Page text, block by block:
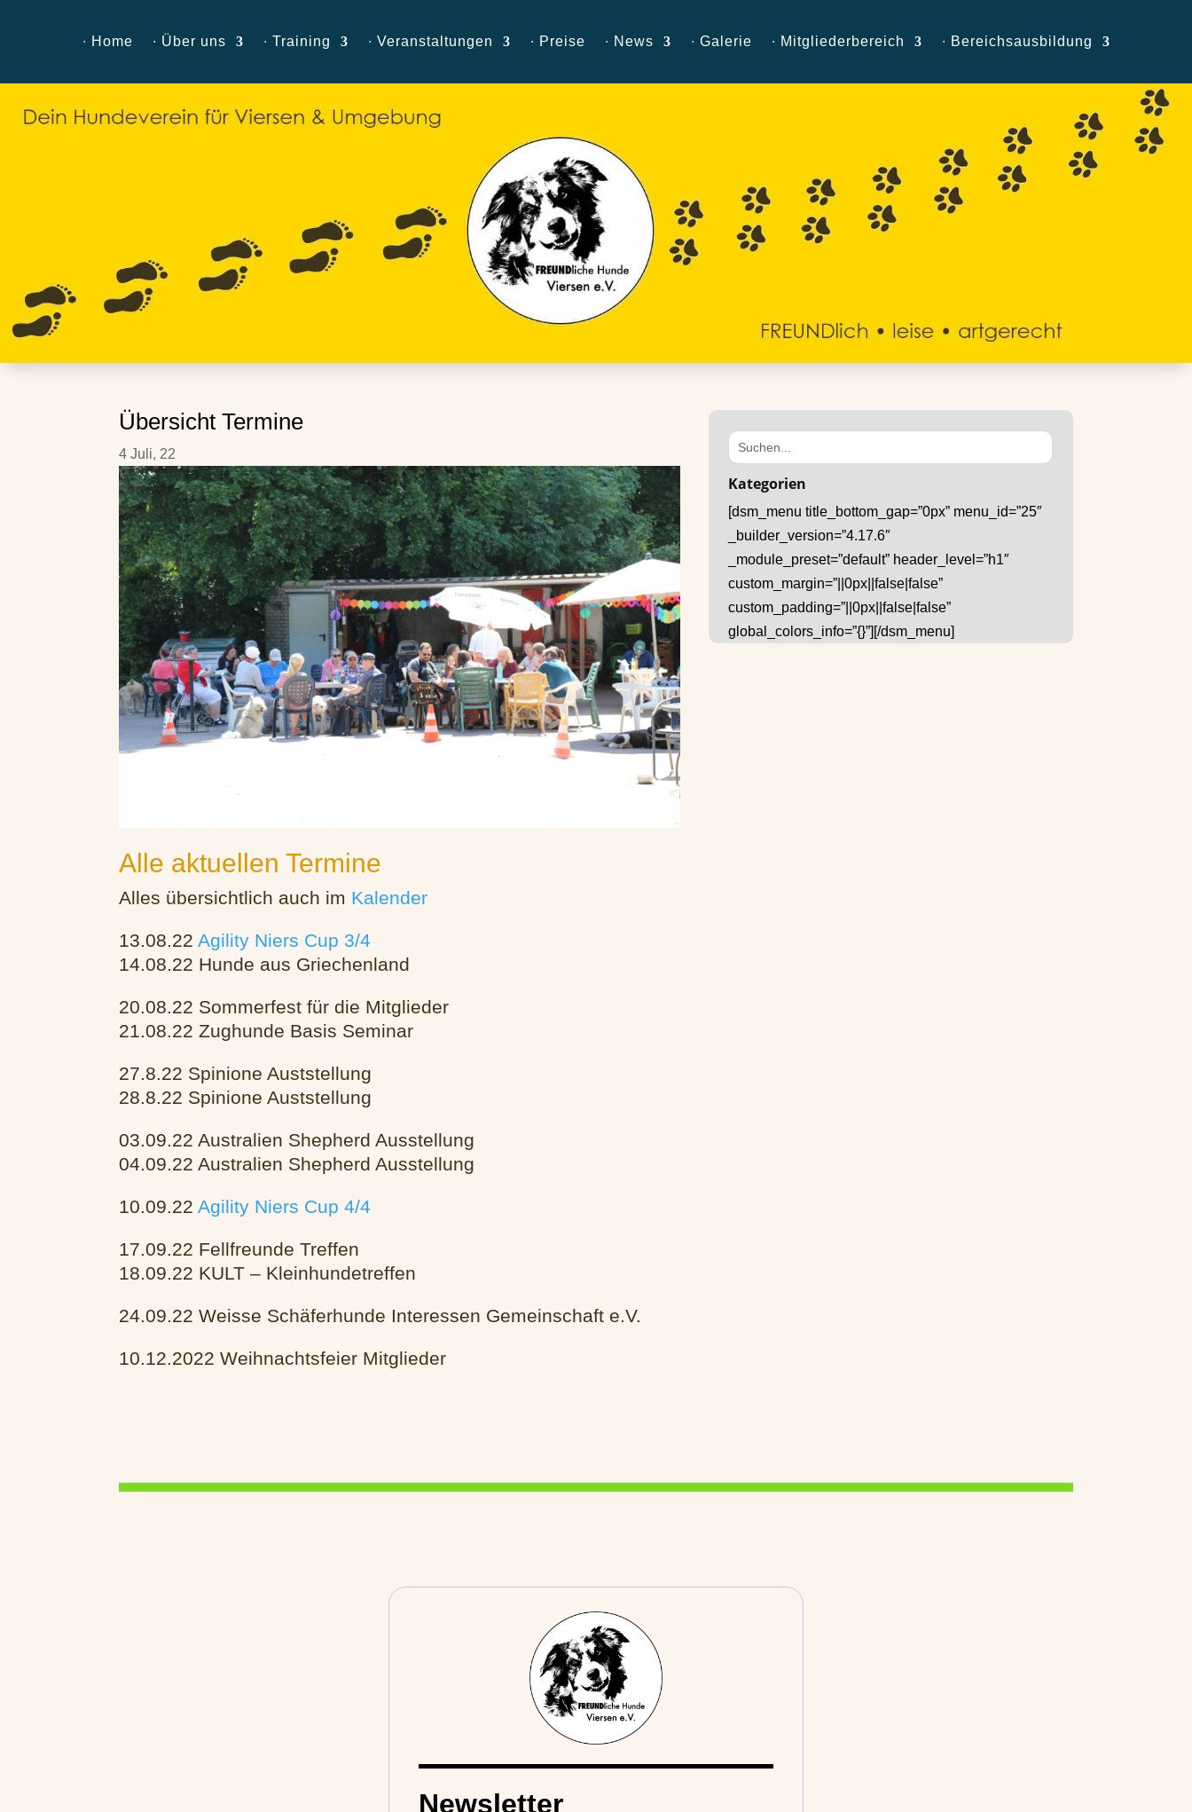
∙ Home ∙ Über uns ∙ Training ∙ Veranstaltungen ∙ Preise ∙ News ∙ Galerie ∙ Mitgliederbereich ∙ Bereichsausbildung
Übersicht Termine
4 Juli, 22
Alle aktuellen Termine
Alles übersichtlich auch im Kalender
13.08.22Agility Niers Cup 3/4
14.08.22 Hunde aus Griechenland
20.08.22 Sommerfest für die Mitglieder
21.08.22 Zughunde Basis Seminar
27.8.22 Spinione Auststellung
28.8.22 Spinione Auststellung
03.09.22 Australien Shepherd Ausstellung
04.09.22 Australien Shepherd Ausstellung
10.09.22Agility Niers Cup 4/4
17.09.22 Fellfreunde Treffen
18.09.22 KULT – Kleinhundetreffen
24.09.22 Weisse Schäferhunde Interessen Gemeinschaft e.V.
10.12.2022 Weihnachtsfeier Mitglieder
Kategorien
[dsm_menu title_bottom_gap=”0px” menu_id=”25″
_builder_version=”4.17.6″
_module_preset=”default” header_level=”h1″
custom_margin=”||0px||false|false”
custom_padding=”||0px||false|false”
global_colors_info=”{}”][/dsm_menu]